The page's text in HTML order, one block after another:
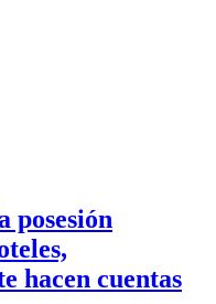
posesión
hacen cuentas